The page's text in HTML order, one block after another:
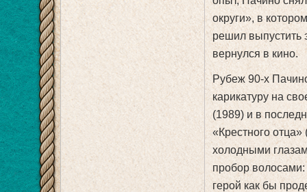
округи», в
решил выпустить
вернулся в кино.
Рубеж 90-х
карикатуру на
(1989) и в
«Крестного
холодными
пробор
герой как бы